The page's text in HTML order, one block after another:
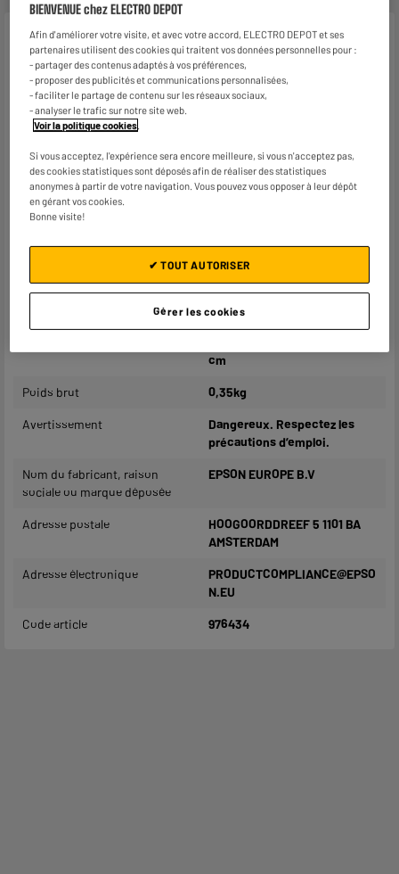
Caractéristiques
Marque EPSON
Référence
Couleur Jaune
Caractéristiques
complémentaires
XP-3205,
XP-4200,
XP-4205.
cm
Poids brut 0,35kg
Avertissement
Dangereux. Respectez les
précautions d’emploi.
Nom du fabricant, raison
sociale ou marque déposée
EPSON EUROPE B.V
Adresse postale
HOOGOORDDREEF 5 1101 BA
AMSTERDAM
Adresse électronique
PRODUCTCOMPLIANCE@EPSO
N.EU
Code article 976434
BIENVENUE chez ELECTRO DEPOT
Afin d'améliorer votre visite, et avec votre accord, ELECTRO DEPOT et ses
partenaires utilisent des cookies qui traitent vos données personnelles pour :
- partager des contenus adaptés à vos préférences,
- proposer des publicités et communications personnalisées,
- faciliter le partage de contenu sur les réseaux sociaux,
- analyser le trafic sur notre site web.
Voir la politique cookies
Si vous acceptez, l'expérience sera encore meilleure, si vous n'acceptez pas,
des cookies statistiques sont déposés afin de réaliser des statistiques
anonymes à partir de votre navigation. Vous pouvez vous opposer à leur dépôt
en gérant vos cookies.
Bonne visite!
Gérer les cookies
✔ TOUT AUTORISER